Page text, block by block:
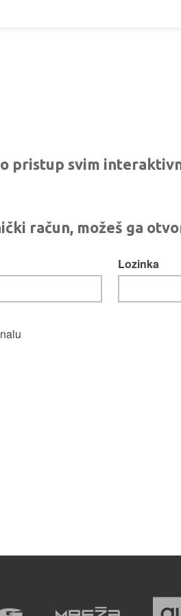
pristup svim
račun, možeš ga
Lozinka